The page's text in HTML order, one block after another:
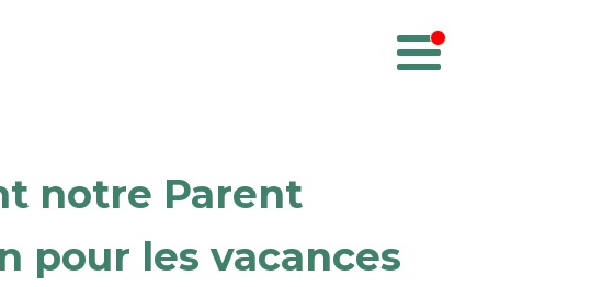
notre Parent
pour les vacances